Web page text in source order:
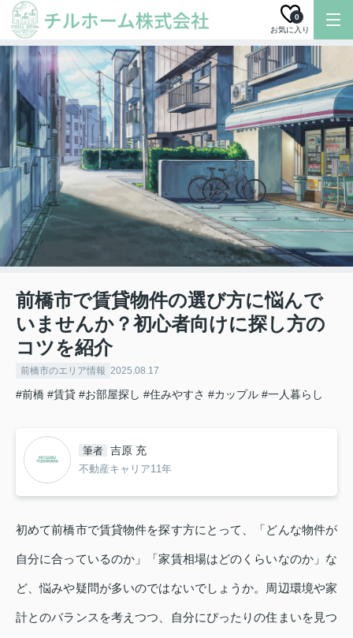
お気に入り
0
前橋市で賃貸物件の選び方に悩んで
いませんか？初心者向けに探し方の
コツを紹介
前橋市のエリア情報 2025.08.17
#前橋 #賃貸 #お部屋探し #住みやすさ #カップル #一人暮らし
筆者 吉原 充
不動産キャリア11年
初めて前橋市で賃貸物件を探す方にとって、「どんな物件が
自分に合っているのか」「家賃相場はどのくらいなのか」な
ど、悩みや疑問が多いのではないでしょうか。周辺環境や家
計とのバランスを考えつつ、自分にぴったりの住まいを見つ